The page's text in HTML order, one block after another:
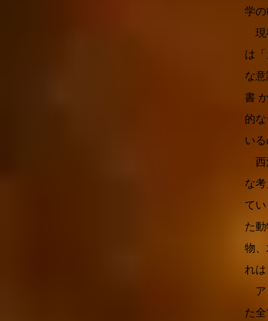
学
現
は
な
書
的
い
西
な
て
た
物
れ
ア
た